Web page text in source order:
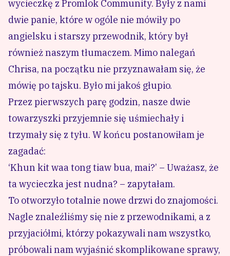
wycieczkę z Promlok Community. Były z nami
dwie panie, które w ogóle nie mówiły po
angielsku i starszy przewodnik, który był
również naszym tłumaczem. Mimo nalegań
Chrisa, na początku nie przyznawałam się, że
mówię po tajsku. Było mi jakoś głupio.
Przez pierwszych parę godzin, nasze dwie
towarzyszki przyjemnie się uśmiechały i
trzymały się z tyłu. W końcu postanowiłam je
zagadać:
‘Khun kit waa tong tiaw bua, mai?’ – Uważasz, że
ta wycieczka jest nudna? – zapytałam.
To otworzyło totalnie nowe drzwi do znajomości.
Nagle znaleźliśmy się nie z przewodnikami, a z
przyjaciółmi, którzy pokazywali nam wszystko,
próbowali nam wyjaśnić skomplikowane sprawy,